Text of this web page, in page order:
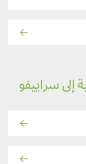
إلى سراييفو